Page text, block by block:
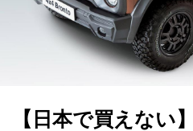
【日本で買えない